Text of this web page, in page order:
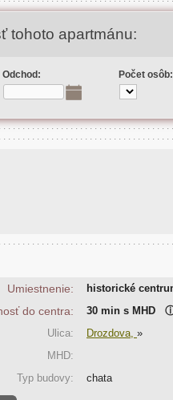
tohoto apartmánu:
Odchod: Počet osôb:
Umiestnenie: historické
do centra: 30 min s MHD
Ulica:
Drozdova, »
MHD:
Typ budovy:
chata